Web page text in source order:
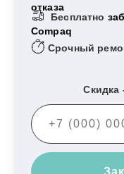
отказа
Бесплатно
Compaq
Срочный
Скидка